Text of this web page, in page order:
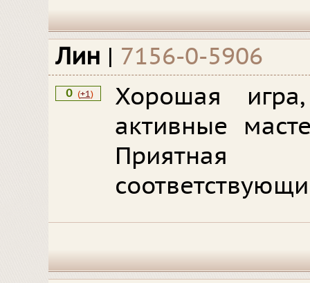
Лин | 7156-0-5906
0 (+1)
Хорошая
активные